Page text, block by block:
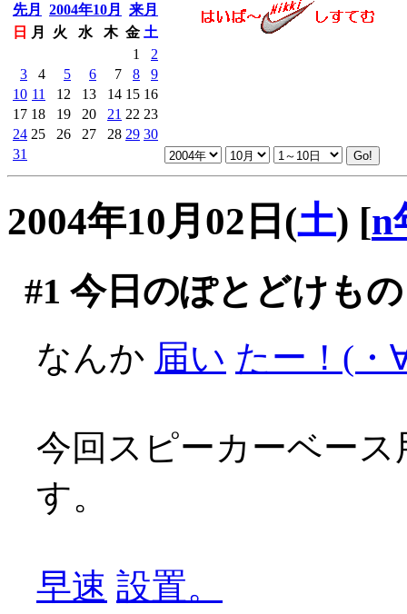
先月 2004年10月
来月
日
月 火 水 木 金 土
1
2
3
4 5 6 7 8
9
10 11 12 13 14 15 16
17 18 19 20 21 22 23
24 25 26 27 28 29 30
31
2004年10月02日(土) [n
#1 今日のぽとどけもの
なんか 届い たー！(・
今回スピーカーベー
す。
早速 設置。